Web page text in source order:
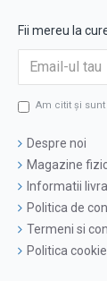
Fii mereu la
Am citit şi
Despre noi
Magazine
Informatii
Politica de
Termeni si
Politica